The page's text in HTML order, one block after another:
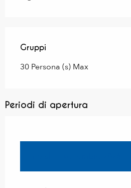
Gruppi
Gruppi
30 Persona (s) Max
Periodi di apertura
1 gennaio 2026